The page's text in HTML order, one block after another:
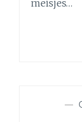
meisjes…
—